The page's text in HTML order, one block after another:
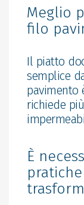
Meglio
filo
Il piatto
semplice
pavimento
richiede
È